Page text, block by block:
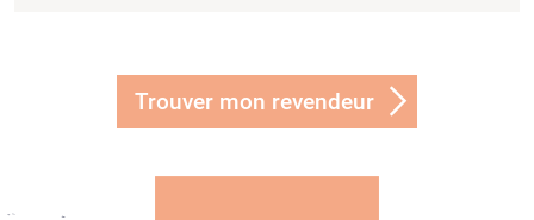
Trouver mon revendeur